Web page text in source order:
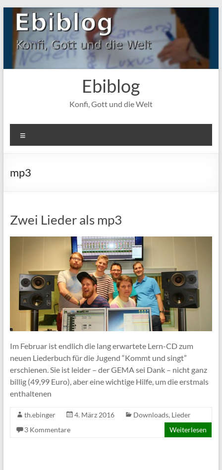
Zum
Inhalt
springen
Ebiblog
Konfi, Gott und die Welt
mp3
Zwei Lieder als mp3
Im Februar ist endlich die lang erwartete Lern-CD zum
neuen Liederbuch für die Jugend “Kommt und singt”
erschienen. Sie ist leider – der GEMA sei Dank – nicht ganz
billig (49,99 Euro), aber eine wichtige Hilfe, um die erstmals
enthaltenen
th.ebinger 4. März 2016 Downloads, Lieder
3 Kommentare
Weiterlesen